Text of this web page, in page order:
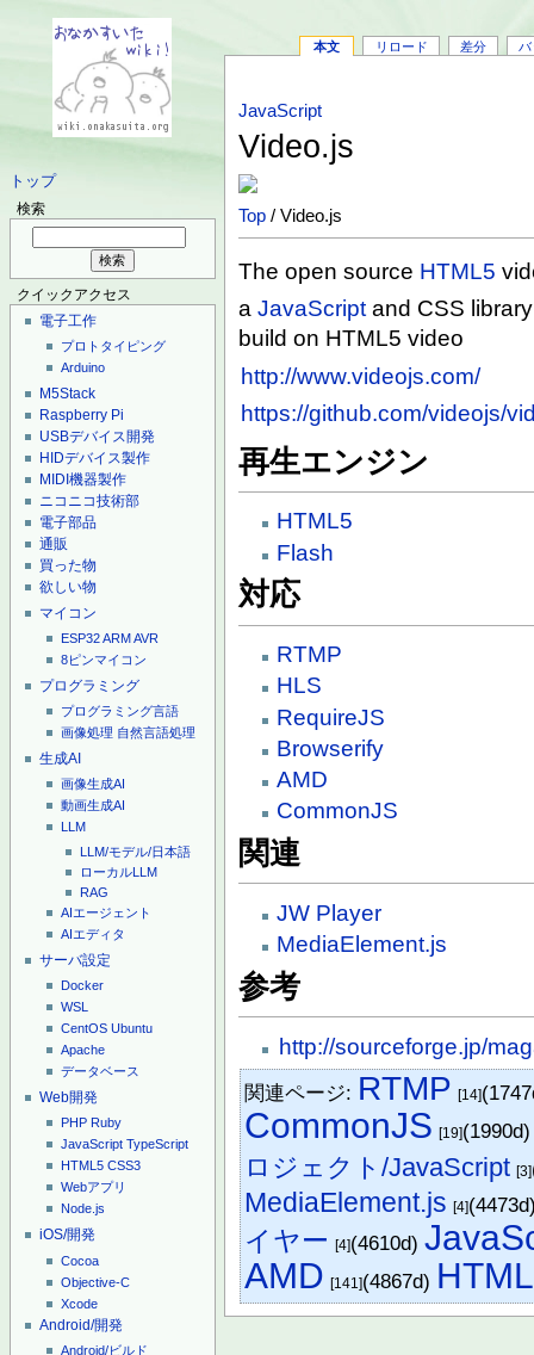
トップ
検索
クイックアクセス
電子工作
プロトタイピング
Arduino
M5Stack
Raspberry Pi
USBデバイス開発
HIDデバイス製作
MIDI機器製作
ニコニコ技術部
電子部品
通販
買った物
欲しい物
マイコン
ESP32ARMAVR
8ピンマイコン
プログラミング
プログラミング言語
画像処理 自然言語処理
生成AI
画像生成AI
動画生成AI
LLM
LLM/モデル/日本語
ローカルLLM
RAG
AIエージェント
AIエディタ
サーバ設定
Docker
WSL
CentOS Ubuntu
Apache
データベース
Web開発
PHP Ruby
JavaScript TypeScript
HTML5 CSS3
Webアプリ
Node.js
iOS/開発
Cocoa
Objective-C
Xcode
Android/開発
Android/ビルド
本文 リロード 差分 バ
JavaScript
Video.js
Top / Video.js
The open source HTML5
aJavaScript and CSS
build on HTML5 video
http://www.videojs.com/
https://github.com/videojs/
再生エンジン
HTML5
Flash
対応
RTMP
HLS
RequireJS
Browserify
AMD
CommonJS
関連
JW Player
MediaElement.js
参考
http://sourceforge.jp/
関連ページ: RTMP [14]
CommonJS [19]
ロジェクト/JavaScript [3]
MediaElement.js [4]
イヤー [4](4610d)
AMD [141](4867d)